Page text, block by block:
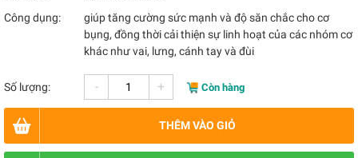
Công dụng:
giúp tăng cường sức mạnh và độ săn chắc cho cơ
bụng, đồng thời cải thiện sự linh hoạt của các nhóm cơ
khác như vai, lưng, cánh tay và đùi
Số lượng: - + Còn hàng
THÊM VÀO GIỎ